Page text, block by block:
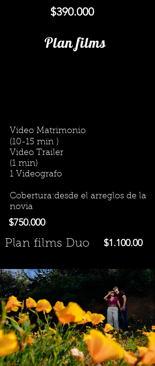
$390.000
Plan films
Video Matrimonio
(10-15 min )
Video Trailer
(1 min)
1 Videografo
Cobertura:desde el arreglos de la
novia
$750.000
Plan films Duo
$1.100.00